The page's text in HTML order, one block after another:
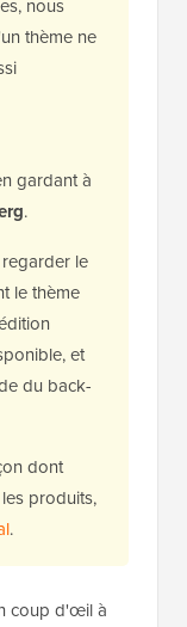
nous
thème ne
gardant à
.
le
le thème
et
du back-
dont
produits,
.
coup d'œil à